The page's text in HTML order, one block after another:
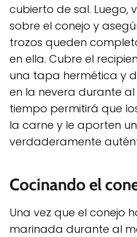
cubierto de sal. Luego,
sobre el conejo y
trozos queden
en ella. Cubre el
una tapa hermética y
en la nevera durante al
tiempo permitirá que
la carne y le aporten
verdaderamente
Cocinando el
Una vez que el conejo
marinada durante al